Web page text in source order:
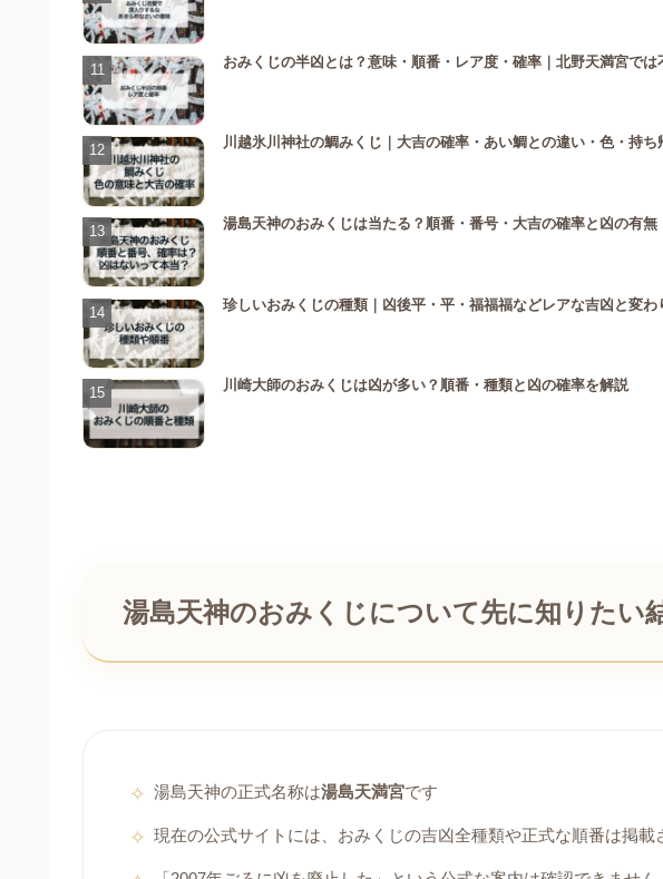
おみくじの半凶とは？意味・順番・レア度・確率｜北野天満宮では
川越氷川神社の鯛みくじ｜大吉の確率・あい鯛との違い・色・持ち
湯島天神のおみくじは当たる？順番・番号・大吉の確率と凶の有無
珍しいおみくじの種類｜凶後平・平・福福福などレアな吉凶と変わ
川崎大師のおみくじは凶が多い？順番・種類と凶の確率を解説
湯島天神のおみくじについて先に知りたい
湯島天神の正式名称は湯島天満宮です
現在の公式サイトには、おみくじの吉凶全種類や正式な順番は掲載